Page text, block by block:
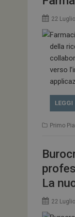
22
della
verso
LEGGI
Primo
La
22